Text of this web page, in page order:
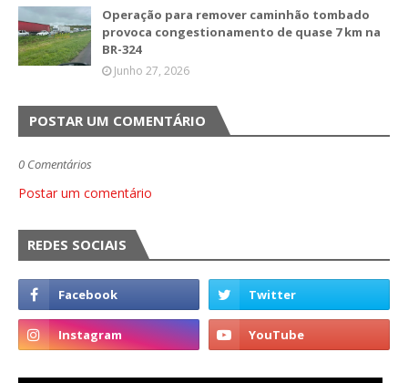
Operação para remover caminhão tombado
provoca congestionamento de quase 7 km na
BR-324
Junho 27, 2026
POSTAR UM COMENTÁRIO
0 Comentários
Postar um comentário
REDES SOCIAIS